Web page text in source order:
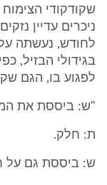
שקודקודי
ניכרים עדיין
לחודש, נעשתה על
בגידולי הבזיל,
לפגוע בו, הגם
"ש: ביססת את
ת: חלק.
ש: ביססת גם על